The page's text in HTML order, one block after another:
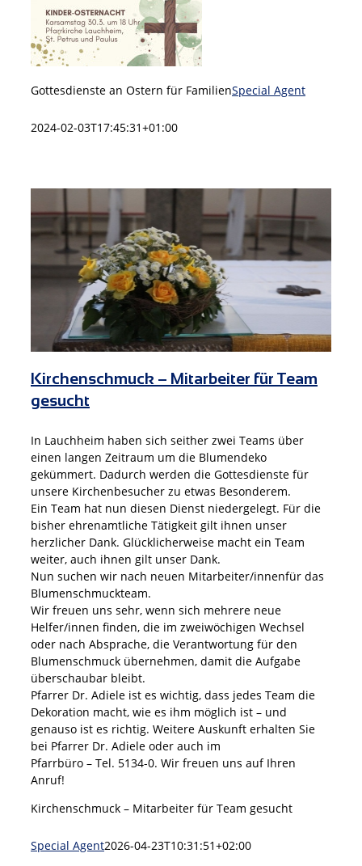
Gottesdienste an Ostern für FamilienSpecial Agent
2024-02-03T17:45:31+01:00
Kirchenschmuck – Mitarbeiter für Team
gesucht
In Lauchheim haben sich seither zwei Teams über
einen langen Zeitraum um die Blumendeko
gekümmert. Dadurch werden die Gottesdienste für
unsere Kirchenbesucher zu etwas Besonderem.
Ein Team hat nun diesen Dienst niedergelegt. Für die
bisher ehrenamtliche Tätigkeit gilt ihnen unser
herzlicher Dank. Glücklicherweise macht ein Team
weiter, auch ihnen gilt unser Dank.
Nun suchen wir nach neuen Mitarbeiter/innenfür das
Blumenschmuckteam.
Wir freuen uns sehr, wenn sich mehrere neue
Helfer/innen finden, die im zweiwöchigen Wechsel
oder nach Absprache, die Verantwortung für den
Blumenschmuck übernehmen, damit die Aufgabe
überschaubar bleibt.
Pfarrer Dr. Adiele ist es wichtig, dass jedes Team die
Dekoration macht, wie es ihm möglich ist – und
genauso ist es richtig. Weitere Auskunft erhalten Sie
bei Pfarrer Dr. Adiele oder auch im
Pfarrbüro – Tel. 5134-0. Wir freuen uns auf Ihren
Anruf!
Kirchenschmuck – Mitarbeiter für Team gesucht
Special Agent2026-04-23T10:31:51+02:00